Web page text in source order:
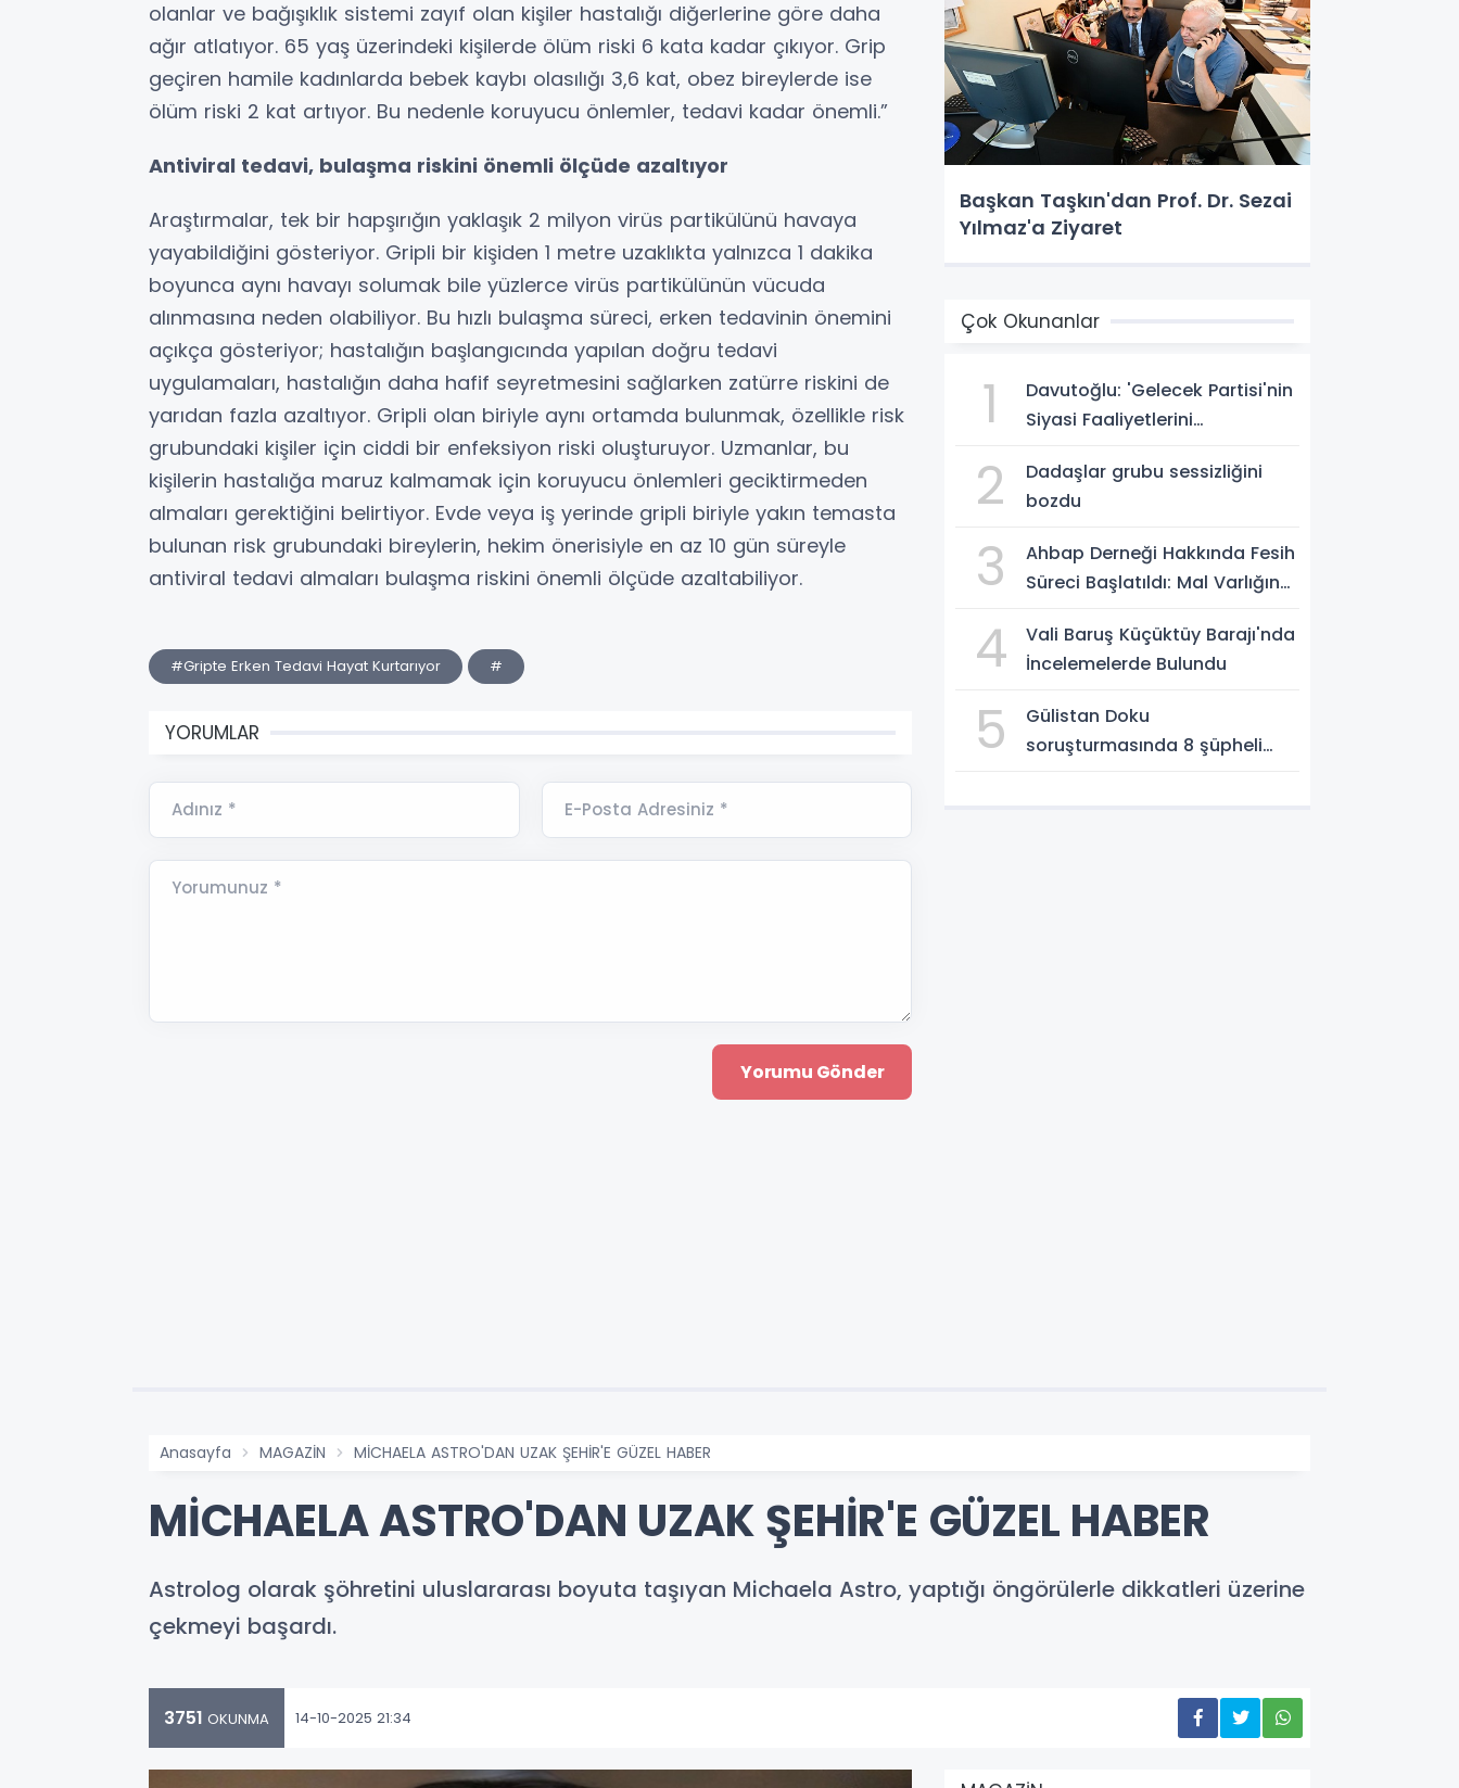
olanlar ve bağışıklık sistemi zayıf olan kişiler hastalığı diğerlerine göre daha
ağır atlatıyor. 65 yaş üzerindeki kişilerde ölüm riski 6 kata kadar çıkıyor. Grip
geçiren hamile kadınlarda bebek kaybı olasılığı 3,6 kat, obez bireylerde ise
ölüm riski 2 kat artıyor. Bu nedenle koruyucu önlemler, tedavi kadar önemli.”
Antiviral tedavi, bulaşma riskini önemli ölçüde azaltıyor
Araştırmalar, tek bir hapşırığın yaklaşık 2 milyon virüs partikülünü havaya
yayabildiğini gösteriyor. Gripli bir kişiden 1 metre uzaklıkta yalnızca 1 dakika
boyunca aynı havayı solumak bile yüzlerce virüs partikülünün vücuda
alınmasına neden olabiliyor. Bu hızlı bulaşma süreci, erken tedavinin önemini
açıkça gösteriyor; hastalığın başlangıcında yapılan doğru tedavi
uygulamaları, hastalığın daha hafif seyretmesini sağlarken zatürre riskini de
yarıdan fazla azaltıyor. Gripli olan biriyle aynı ortamda bulunmak, özellikle risk
grubundaki kişiler için ciddi bir enfeksiyon riski oluşturuyor. Uzmanlar, bu
kişilerin hastalığa maruz kalmamak için koruyucu önlemleri geciktirmeden
almaları gerektiğini belirtiyor. Evde veya iş yerinde gripli biriyle yakın temasta
bulunan risk grubundaki bireylerin, hekim önerisiyle en az 10 gün süreyle
antiviral tedavi almaları bulaşma riskini önemli ölçüde azaltabiliyor.
#Gripte Erken Tedavi Hayat Kurtarıyor #
YORUMLAR
Adınız * E-Posta Adresiniz *
Yorumunuz *
Başkan Taşkın'dan Prof. Dr. Sezai
Yılmaz'a Ziyaret
Çok Okunanlar
1
Davutoğlu: 'Gelecek Partisi'nin
Siyasi Faaliyetlerini
2
Dadaşlar grubu sessizliğini
bozdu
3
Ahbap Derneği Hakkında Fesih
Süreci Başlatıldı: Mal Varlığına
4
Vali Baruş Küçüktüy Barajı'nda
İncelemelerde Bulundu
5
Gülistan Doku
soruşturmasında 8 şüpheli
Anasayfa MAGAZİN MİCHAELA ASTRO'DAN UZAK ŞEHİR'E GÜZEL HABER
MİCHAELA ASTRO'DAN UZAK ŞEHİR'E GÜZEL HABER
Astrolog olarak şöhretini uluslararası boyuta taşıyan Michaela Astro, yaptığı öngörülerle dikkatleri üzerine
çekmeyi başardı.
3751 OKUNMA 14-10-2025 21:34